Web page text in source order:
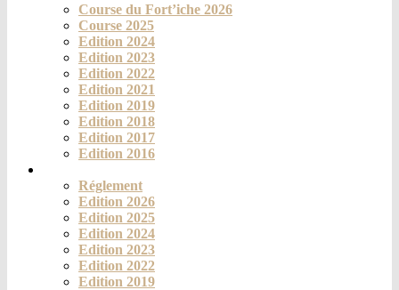
Course du Fort’iche 2026
Course 2025
Edition 2024
Edition 2023
Edition 2022
Edition 2021
Edition 2019
Edition 2018
Edition 2017
Edition 2016
Réglement
Edition 2026
Edition 2025
Edition 2024
Edition 2023
Edition 2022
Edition 2019